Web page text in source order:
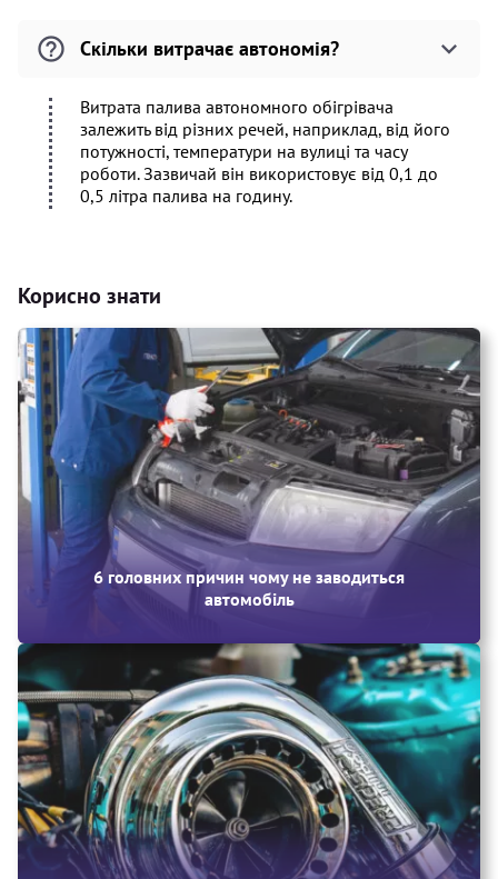
Скільки витрачає автономія?
Витрата палива автономного обігрівача
залежить від різних речей, наприклад, від його
потужності, температури на вулиці та часу
роботи. Зазвичай він використовує від 0,1 до
0,5 літра палива на годину.
Корисно знати
6 головних причин чому не заводиться
автомобіль